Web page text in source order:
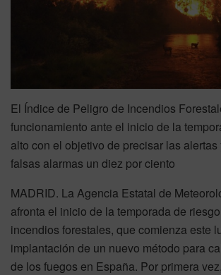
El Índice de Peligro de Incendios
funcionamiento ante el inicio de la
alto con el objetivo de precisar las alertas
falsas alarmas un diez por ciento
MADRID. La Agencia Estatal de
afronta el inicio de la temporada de
incendios forestales, que comienza este
implantación de un nuevo método para
de los fuegos en España. Por primera